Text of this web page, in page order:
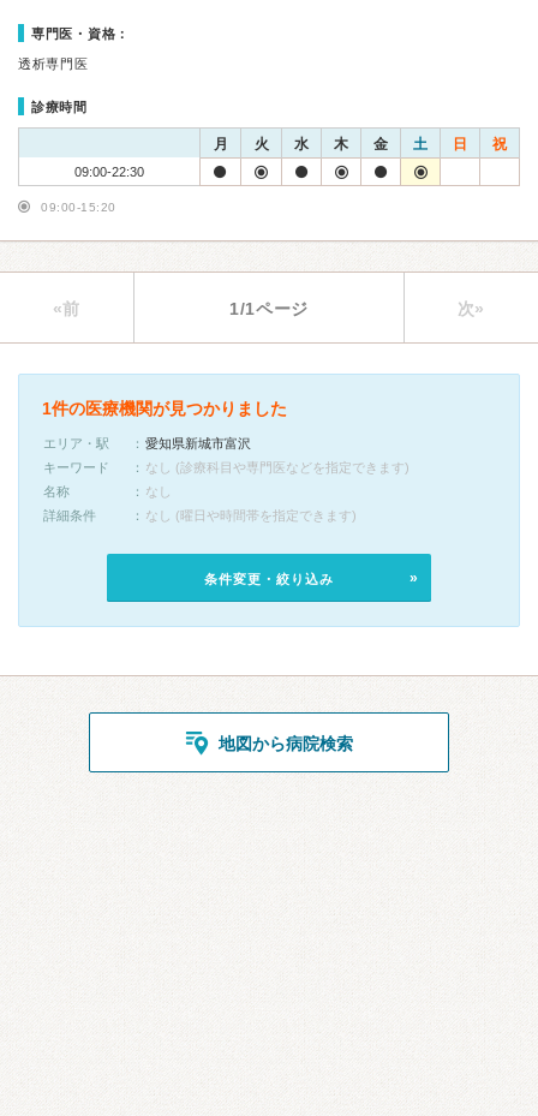
専門医・資格：
透析専門医
診療時間
月 火 水 木 金 土 日 祝
09:00-22:30
09:00-15:20
«前 1/1ページ 次»
1件の医療機関が見つかりました
エリア・駅
愛知県新城市富沢
キーワード
なし (診療科目や専門医などを指定できます)
名称
なし
詳細条件
なし (曜日や時間帯を指定できます)
条件変更・絞り込み
地図から病院検索